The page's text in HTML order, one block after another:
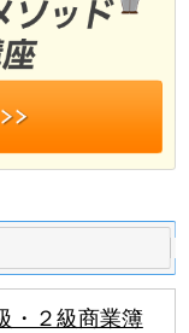
・２級商業簿